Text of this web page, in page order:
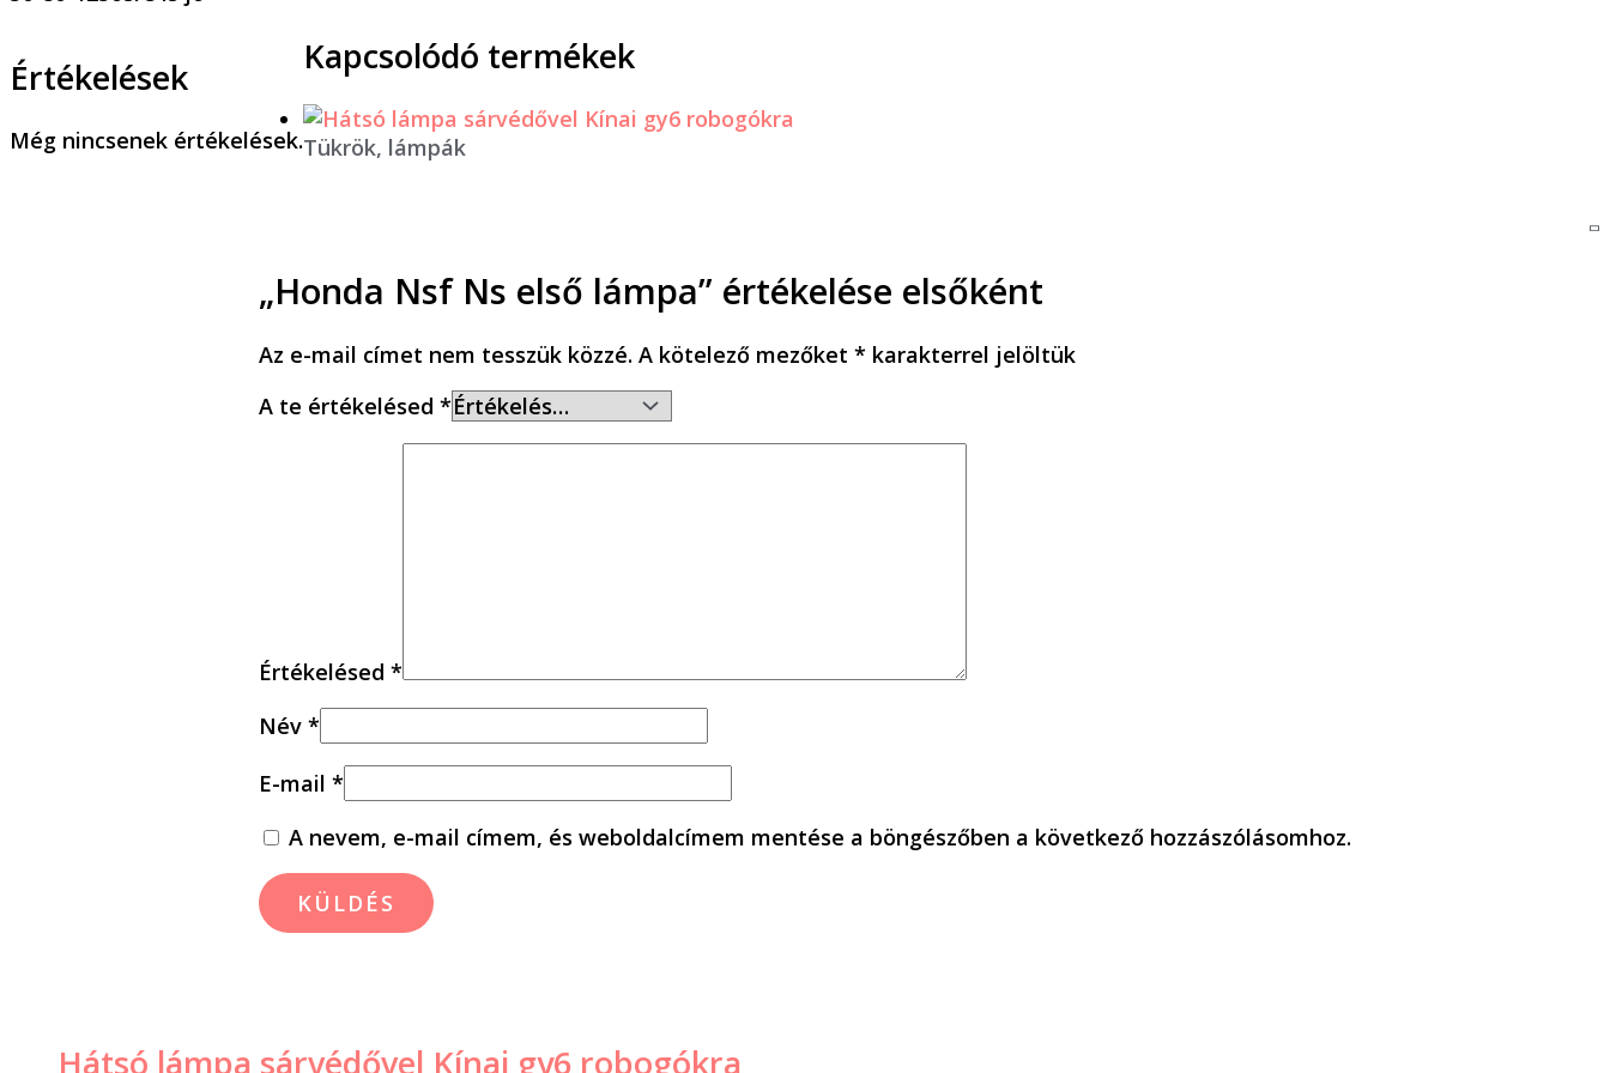
Értékelések
Még nincsenek értékelések.
„Honda Nsf Ns első lámpa” értékelése elsőként
Az e-mail címet nem tesszük közzé. A kötelező mezőket * karakterrel jelöltük
A te értékelésed *
Értékelésed *
Név *
E-mail *
A nevem, e-mail címem, és weboldalcímem mentése a böngészőben a következő hozzászólásomhoz.
Kapcsolódó termékek
Tükrök, lámpák
Hátsó lámpa sárvédővel Kínai gy6 robogókra